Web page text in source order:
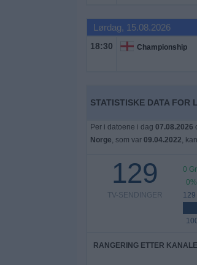
Lørdag, 15.08.2026
18:30 Championship
STATISTISKE DATA FOR
Per i datoene i dag 07.08.2026
Norge, som var 09.04.2022,
129
TV-SENDINGER
0
0%
RANGERING ETTER